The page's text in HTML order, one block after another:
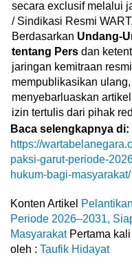
secara exclusif melalui
/ Sindikasi Resmi
Berdasarkan Undang-
tentang Pers dan
jaringan kemitraan resmi
mempublikasikan
menyebarluaskan
izin tertulis dari pihak
Baca selengkapnya di:
https://
paksi-garut-periode-
hukum-bagi-masyarakat/
Konten Artikel
Periode 2026–2031,
MasyarakatPertama kali
oleh : Taufik Hidayat